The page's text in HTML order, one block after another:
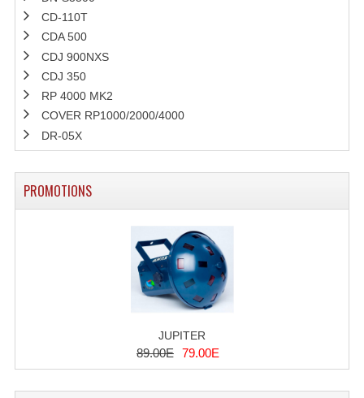
Lecteurs Double Cd MP3
Lecteurs Lasers Simple Et Mp3 (rack 19")
Enregistreur Numérique
Platines Dvd Pour Dj
Limiteur De Niveau Sonore
CD-110T
CDA 500
CDJ 900NXS
CDJ 350
RP 4000 MK2
COVER RP1000/2000/4000
DR-05X
PROMOTIONS
JUPITER
89.00E 79.00E